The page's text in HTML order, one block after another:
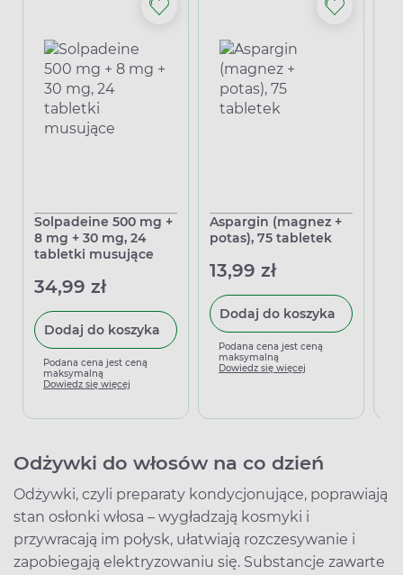
Solpadeine 500 mg +
8 mg + 30 mg, 24
tabletki musujące
34,99 zł
Dodaj do koszyka
Podana cena jest ceną
maksymalną
Dowiedz się więcej
Aspargin (magnez +
potas), 75 tabletek
13,99 zł
Dodaj do koszyka
Podana cena jest ceną
maksymalną
Dowiedz się więcej
Odżywki do włosów na co dzień
Odżywki, czyli preparaty kondycjonujące, poprawiają
stan osłonki włosa – wygładzają kosmyki i
przywracają im połysk, ułatwiają rozczesywanie i
zapobiegają elektryzowaniu się. Substancje zawarte